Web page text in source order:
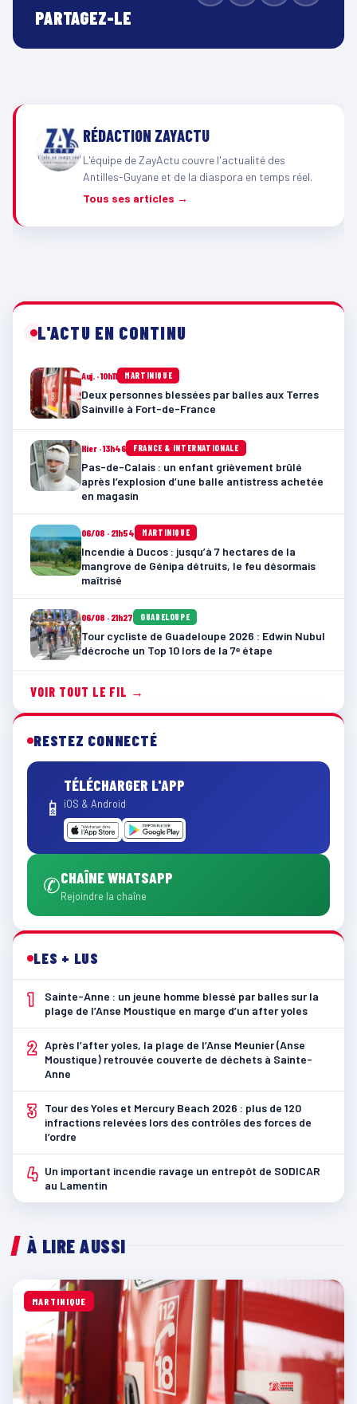
PARTAGEZ-LE
RÉDACTION ZAYACTU
L'équipe de ZayActu couvre l'actualité des
Antilles-Guyane et de la diaspora en temps réel.
Tous ses articles →
L'ACTU EN CONTINU
Auj. · 10h11 MARTINIQUE
Deux personnes blessées par balles aux Terres
Sainville à Fort-de-France
Hier · 13h46 FRANCE & INTERNATIONALE
Pas-de-Calais : un enfant grièvement brûlé
après l’explosion d’une balle antistress achetée
en magasin
06/08 · 21h54 MARTINIQUE
Incendie à Ducos : jusqu’à 7 hectares de la
mangrove de Génipa détruits, le feu désormais
maîtrisé
06/08 · 21h27 GUADELOUPE
Tour cycliste de Guadeloupe 2026 : Edwin Nubul
décroche un Top 10 lors de la 7ᵉ étape
VOIR TOUT LE FIL →
RESTEZ CONNECTÉ
📱
TÉLÉCHARGER L'APP
iOS & Android
✆CHAÎNE WHATSAPP
Rejoindre la chaîne
LES + LUS
1
Sainte-Anne : un jeune homme blessé par balles sur la
plage de l’Anse Moustique en marge d’un after yoles
2 Après l’after yoles, la plage de l’Anse Meunier (Anse
Moustique) retrouvée couverte de déchets à Sainte-
Anne
3
Tour des Yoles et Mercury Beach 2026 : plus de 120
infractions relevées lors des contrôles des forces de
l’ordre
4 Un important incendie ravage un entrepôt de SODICAR
au Lamentin
À LIRE AUSSI
MARTINIQUE